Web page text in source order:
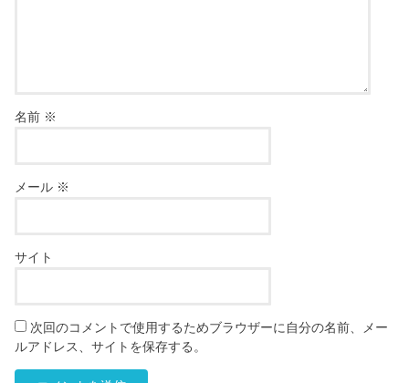
名前 ※
メール ※
サイト
次回のコメントで使用するためブラウザーに自分の名前、メー
ルアドレス、サイトを保存する。